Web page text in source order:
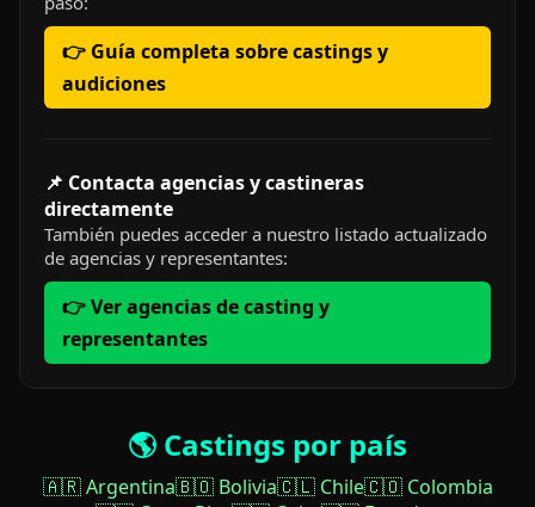
👉 Guía completa sobre castings y
audiciones
📌 Contacta agencias y castineras
directamente
También puedes acceder a nuestro listado actualizado
de agencias y representantes:
👉 Ver agencias de casting y
representantes
🌎 Castings por país
🇦🇷 Argentina🇧🇴 Bolivia🇨🇱 Chile🇨🇴 Colombia